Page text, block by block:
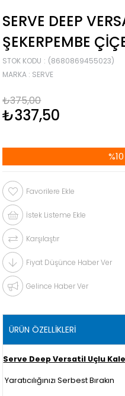
SERVE DEEP
ŞEKERPEMBE
STOK KODU
(8680869455023)
MARKA : SERVE
₺375,00
₺337,50
%10
Favorilere Ekle
İstek Listeme Ekle
Karşılaştır
Fiyat Düşünce Haber Ver
Gelince Haber Ver
ÜRÜN ÖZELLIKLERI
Serve Deep Versatil Uçlu
Yaratıcılığınızı Serbest Bırakın